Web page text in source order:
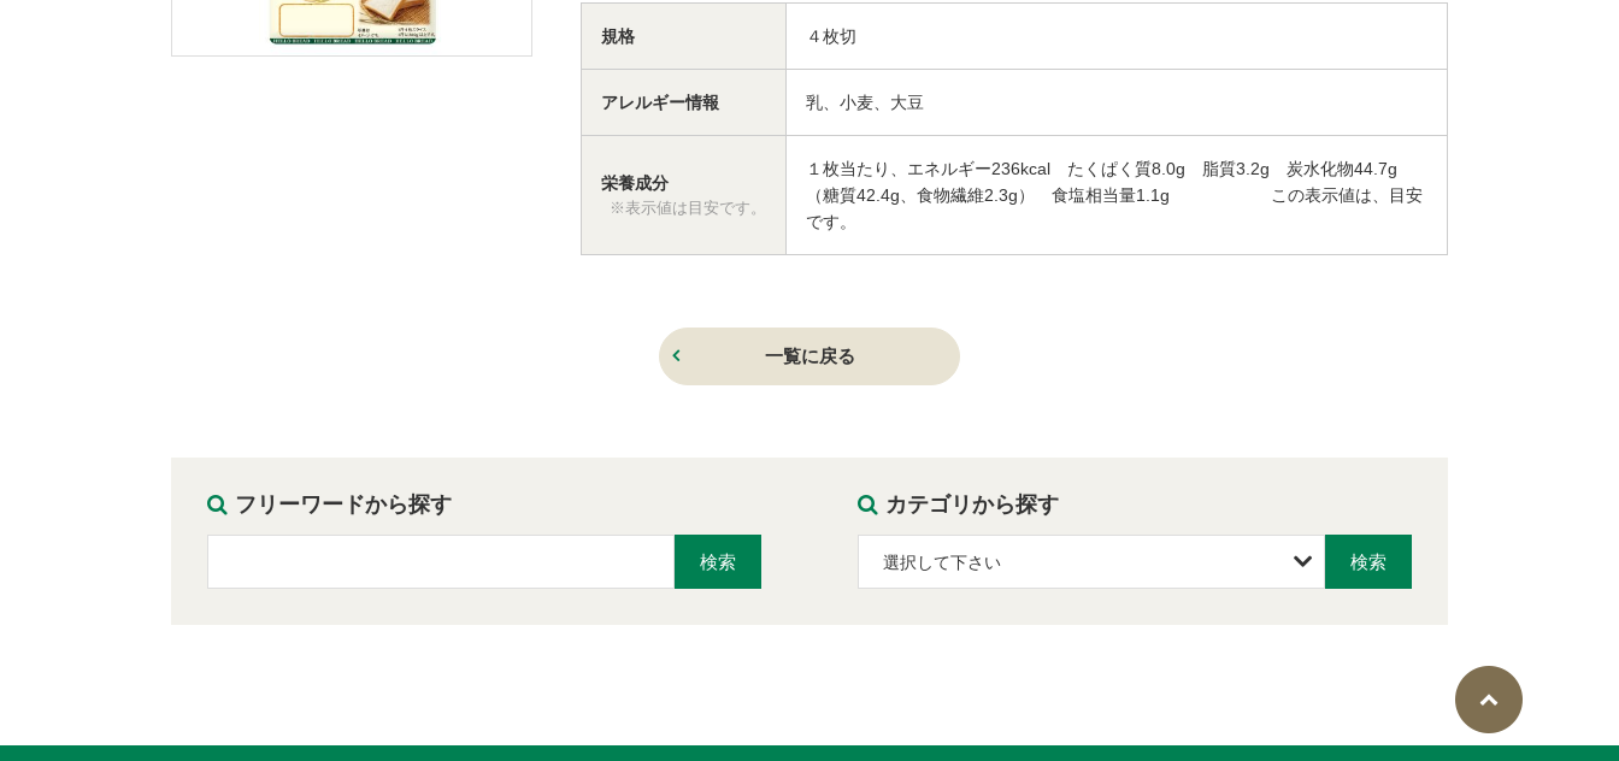
規格 ４枚切
アレルギー情報 乳、小麦、大豆
栄養成分
※表示値は目安です。
１枚当たり、エネルギー236kcal たくぱく質8.0g 脂質3.2g 炭水化物44.7g
（糖質42.4g、食物繊維2.3g） 食塩相当量1.1g この表示値は、目安
です。
一覧に戻る
フリーワードから探す カテゴリから探す